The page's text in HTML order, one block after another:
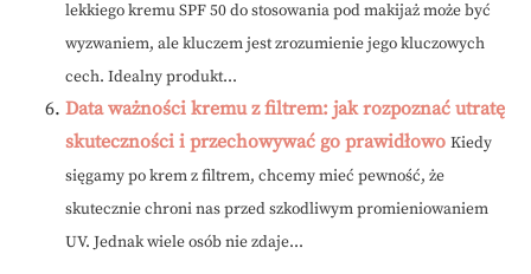
lekkiego kremu SPF 50 do stosowania pod makijaż może być
wyzwaniem, ale kluczem jest zrozumienie jego kluczowych
cech. Idealny produkt...
Data ważności kremu z filtrem: jak rozpoznać utratę
skuteczności i przechowywać go prawidłowo Kiedy
sięgamy po krem z filtrem, chcemy mieć pewność, że
skutecznie chroni nas przed szkodliwym promieniowaniem
UV. Jednak wiele osób nie zdaje...